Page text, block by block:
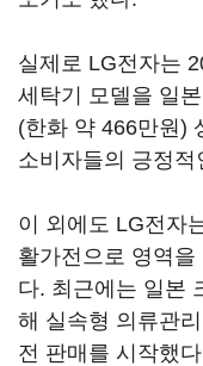
실제로 LG전자는
세탁기 모델을 일
(한화 약 466만원)
소비자들의 긍정
이 외에도 LG전자
활가전으로 영역
다. 최근에는 일본
해 실속형 의류관
전 판매를 시작했